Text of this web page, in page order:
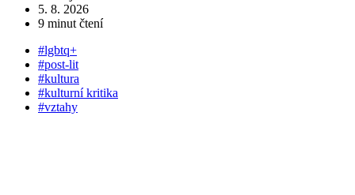
5. 8. 2026
9 minut čtení
#lgbtq+
#post-lit
#kultura
#kulturní kritika
#vztahy